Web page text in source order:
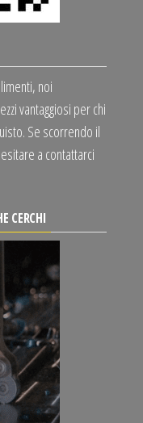
noi
vantaggiosi per chi
Se scorrendo il
a contattarci
CERCHI